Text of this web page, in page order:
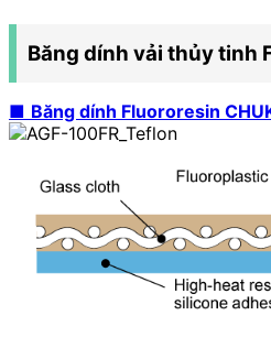
Băng dính vải thủy tinh
■ Băng dính Fluororesin